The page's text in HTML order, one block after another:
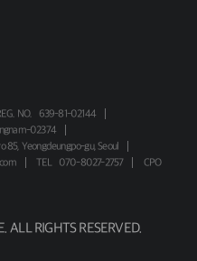
NO.
639-81-02144
02374
85, Yeongdeungpo-gu, Seoul
TEL 070-8027-2757
CPO
ALL RIGHTS RESERVED.